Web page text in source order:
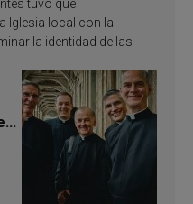
tuvo que
Iglesia local con la
la identidad de las